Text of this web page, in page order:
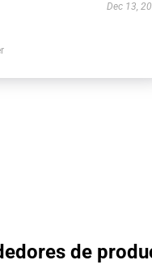
Dec 13,
de